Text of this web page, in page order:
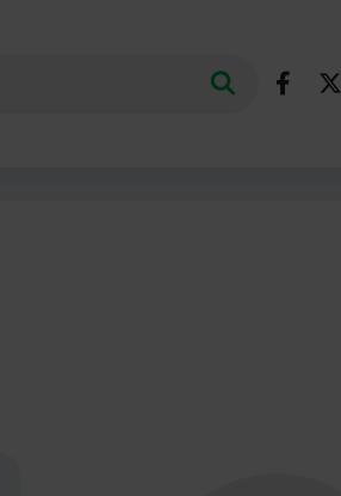
avec des mots clés au Lancer
Nous